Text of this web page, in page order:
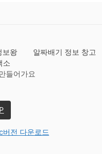
보왕
알짜배기 정보 창고
소
들어가요
버전 다운로드